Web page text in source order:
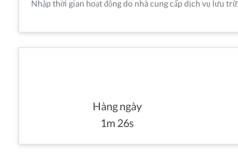
Nhập thời gian hoạt động do nhà cung cấp dịch vụ lưu
Hàng ngày
1m 26s